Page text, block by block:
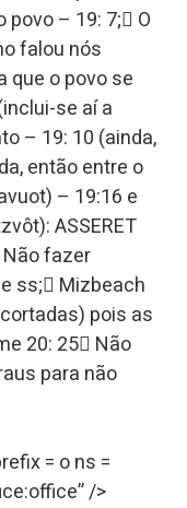
– 19: 7; O
falou nós
que o povo se
se aí a
– 19: 10 (ainda,
então entre o
– 19:16 e
ASSERET
Não fazer
ss; Mizbeach
pois as
20: 25 Não
para não
= o ns =
/>